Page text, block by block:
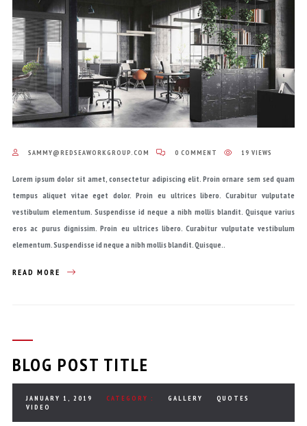
SAMMY@REDSEAWORKGROUP.COM 0 COMMENT 19 VIEWS
Lorem ipsum dolor sit amet, consectetur adipiscing elit. Proin ornare sem sed quam
tempus aliquet vitae eget dolor. Proin eu ultrices libero. Curabitur vulputate
vestibulum elementum. Suspendisse id neque a nibh mollis blandit. Quisque varius
eros ac purus dignissim. Proin eu ultrices libero. Curabitur vulputate vestibulum
elementum. Suspendisse id neque a nibh mollis blandit. Quisque..
READ MORE
BLOG POST TITLE
JANUARY 1, 2019 CATEGORY : GALLERY
QUOTES
VIDEO